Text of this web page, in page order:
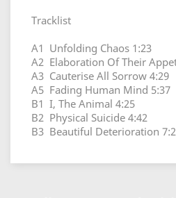
Tracklist
A1 Unfolding Chaos 1:23
A2 Elaboration Of Their
A3 Cauterise All Sorrow 4:29
A5 Fading Human Mind 5:37
B1 I, The Animal 4:25
B2 Physical Suicide 4:42
B3 Beautiful Deterioration